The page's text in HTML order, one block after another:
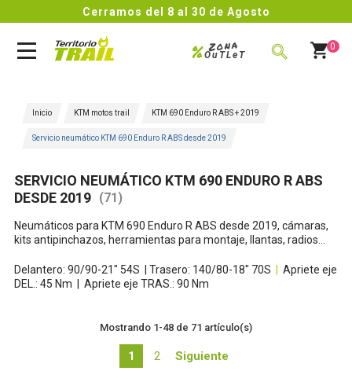
Cerramos del 8 al 30 de Agosto
Zona
%OuTLeT
0
Inicio KTM motos trail KTM 690 Enduro R ABS + 2019
Servicio neumático KTM 690 Enduro R ABS desde 2019
SERVICIO NEUMÁTICO KTM 690 ENDURO R ABS
DESDE 2019 (71)
Neumáticos para KTM 690 Enduro R ABS desde 2019, cámaras,
kits antipinchazos, herramientas para montaje, llantas, radios...
Delantero: 90/90-21" 54S | Trasero: 140/80-18" 70S
Apriete eje
DEL.: 45 Nm | Apriete eje TRAS.: 90 Nm
Mostrando 1-48 de 71 artículo(s)
1 2 Siguiente